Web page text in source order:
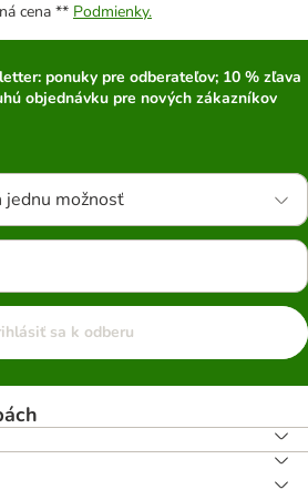
cena ** Podmienky.
ponuky pre odberateľov; 10 % zľava
objednávku pre nových zákazníkov
jednu možnosť
sa k odberu